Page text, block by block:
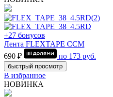
+27 бонусов
Лента FLEXTAPE CCM
690 ₽
по 173 руб.
быстрый просмотр
В избранное
НОВИНКА